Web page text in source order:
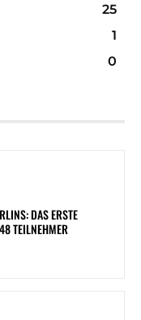
25
1
0
DAS ERSTE
TEILNEHMER